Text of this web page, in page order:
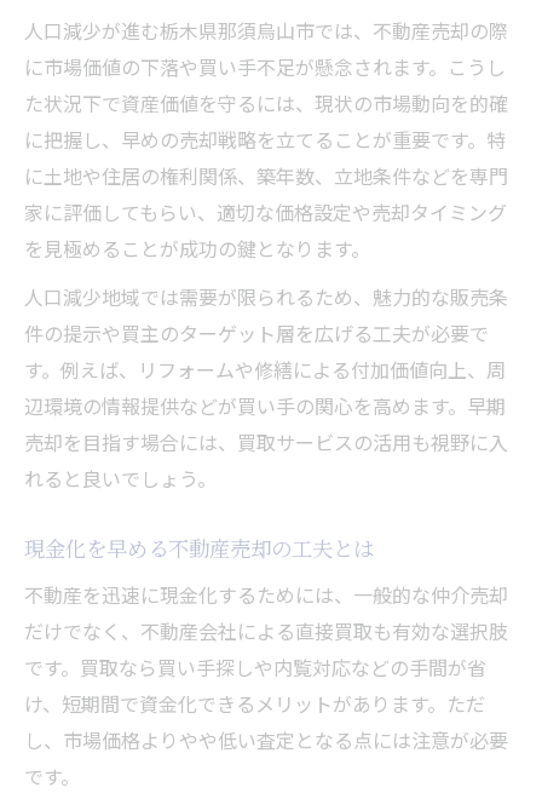
人口減少が進む栃木県那須烏山市では、不動産売却の際
に市場価値の下落や買い手不足が懸念されます。こうし
た状況下で資産価値を守るには、現状の市場動向を的確
に把握し、早めの売却戦略を立てることが重要です。特
に土地や住居の権利関係、築年数、立地条件などを専門
家に評価してもらい、適切な価格設定や売却タイミング
を見極めることが成功の鍵となります。
人口減少地域では需要が限られるため、魅力的な販売条
件の提示や買主のターゲット層を広げる工夫が必要で
す。例えば、リフォームや修繕による付加価値向上、周
辺環境の情報提供などが買い手の関心を高めます。早期
売却を目指す場合には、買取サービスの活用も視野に入
れると良いでしょう。
現金化を早める不動産売却の工夫とは
不動産を迅速に現金化するためには、一般的な仲介売却
だけでなく、不動産会社による直接買取も有効な選択肢
です。買取なら買い手探しや内覧対応などの手間が省
け、短期間で資金化できるメリットがあります。ただ
し、市場価格よりやや低い査定となる点には注意が必要
です。